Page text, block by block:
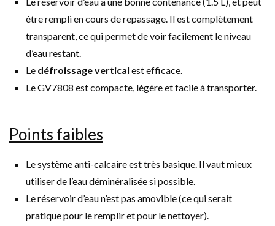
être rempli en cours de repassage. Il est complètement
transparent, ce qui permet de voir facilement le niveau
d’eau restant.
Le défroissage vertical est efficace.
Le GV7808 est compacte, légère et facile à transporter.
Points faibles
Le système anti-calcaire est très basique. Il vaut mieux
utiliser de l’eau déminéralisée si possible.
Le réservoir d’eau n’est pas amovible (ce qui serait
pratique pour le remplir et pour le nettoyer).